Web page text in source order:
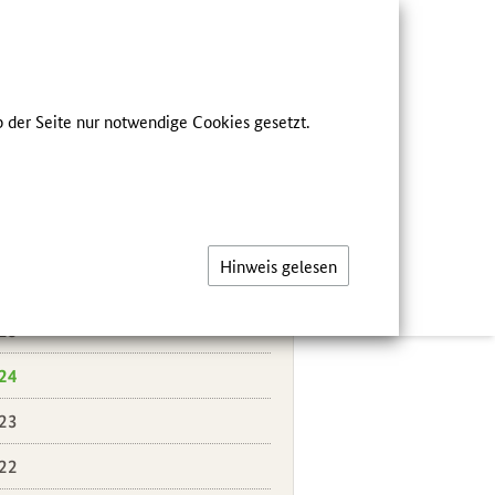
Seite nur notwendige Cookies gesetzt.
Hinweis gelesen